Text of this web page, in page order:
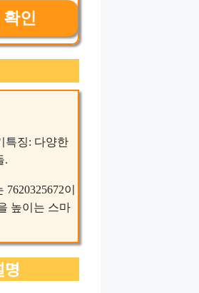
인
특징: 다양한
.
이
높이는 스마